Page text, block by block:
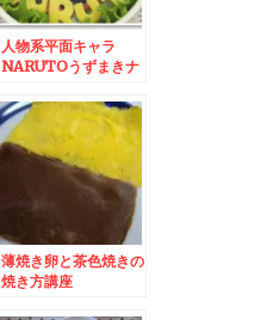
人物系平面キャラ
NARUTOうずまきナ
薄焼き卵と茶色焼きの
焼き方講座